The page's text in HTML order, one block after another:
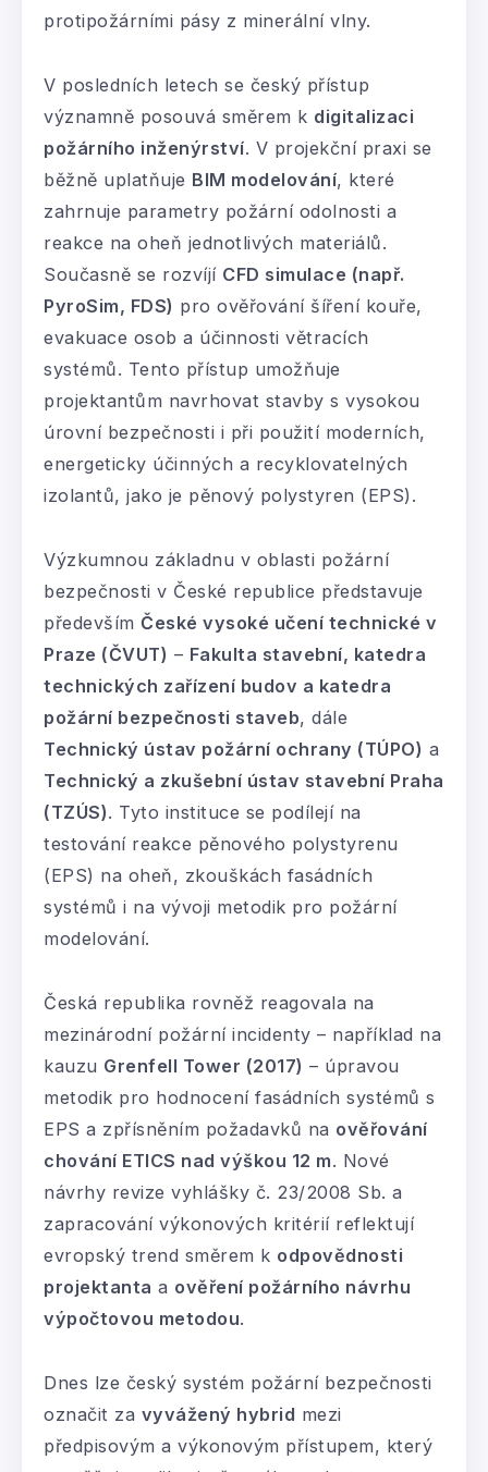
protipožárními pásy z minerální vlny.
V posledních letech se český přístup
významně posouvá směrem k digitalizaci
požárního inženýrství. V projekční praxi se
běžně uplatňuje BIM modelování, které
zahrnuje parametry požární odolnosti a
reakce na oheň jednotlivých materiálů.
Současně se rozvíjí CFD simulace (např.
PyroSim, FDS) pro ověřování šíření kouře,
evakuace osob a účinnosti větracích
systémů. Tento přístup umožňuje
projektantům navrhovat stavby s vysokou
úrovní bezpečnosti i při použití moderních,
energeticky účinných a recyklovatelných
izolantů, jako je pěnový polystyren (EPS).
Výzkumnou základnu v oblasti požární
bezpečnosti v České republice představuje
především České vysoké učení technické v
Praze (ČVUT) – Fakulta stavební, katedra
technických zařízení budov a katedra
požární bezpečnosti staveb, dále
Technický ústav požární ochrany (TÚPO) a
Technický a zkušební ústav stavební Praha
(TZÚS). Tyto instituce se podílejí na
testování reakce pěnového polystyrenu
(EPS) na oheň, zkouškách fasádních
systémů i na vývoji metodik pro požární
modelování.
Česká republika rovněž reagovala na
mezinárodní požární incidenty – například na
kauzu Grenfell Tower (2017) – úpravou
metodik pro hodnocení fasádních systémů s
EPS a zpřísněním požadavků na ověřování
chování ETICS nad výškou 12 m. Nové
návrhy revize vyhlášky č. 23/2008 Sb. a
zapracování výkonových kritérií reflektují
evropský trend směrem k odpovědnosti
projektanta a ověření požárního návrhu
výpočtovou metodou.
Dnes lze český systém požární bezpečnosti
označit za vyvážený hybrid mezi
předpisovým a výkonovým přístupem, který